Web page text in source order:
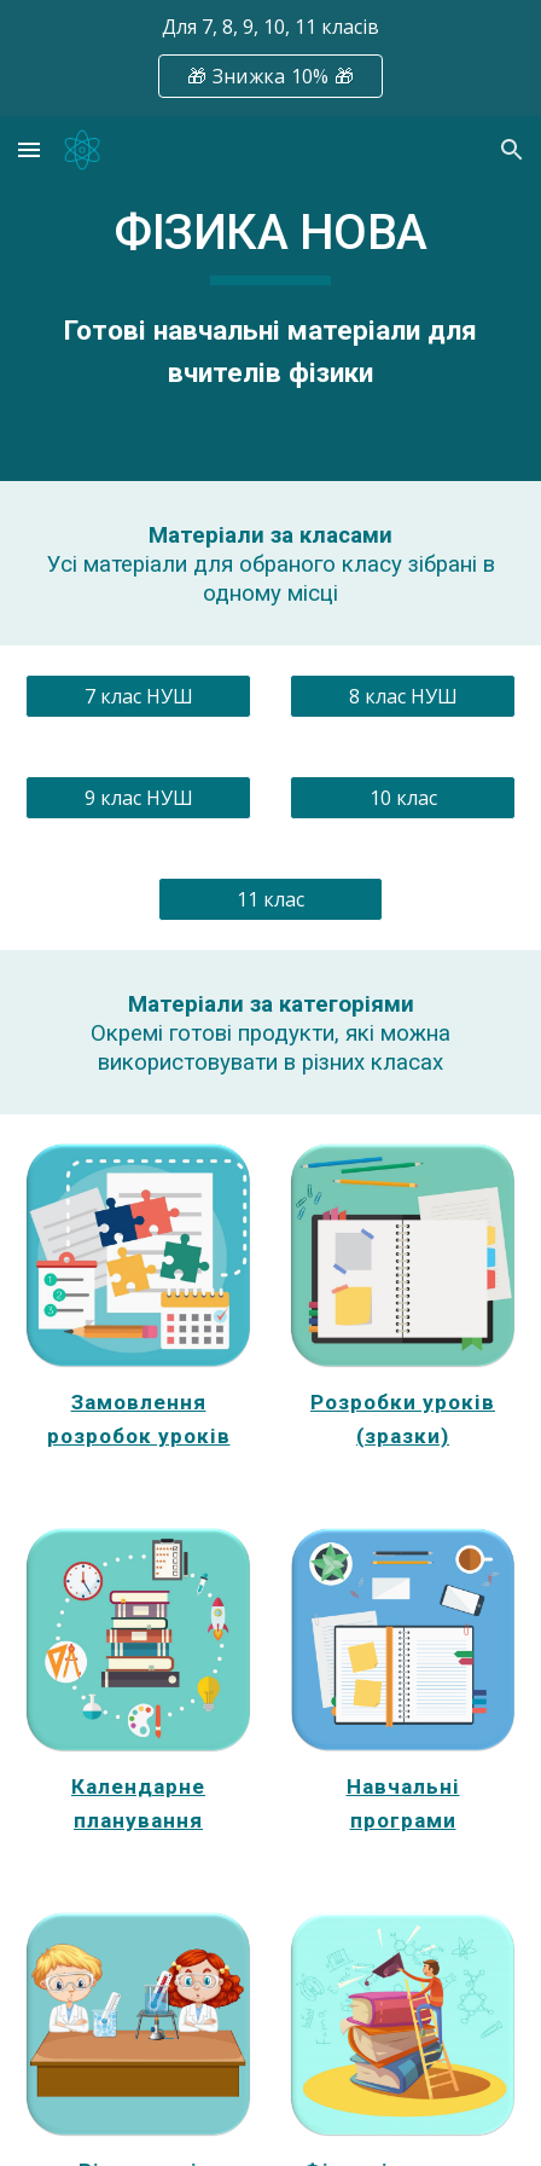
Skip to main content
Для 7, 8, 9, 10, 11 класів
🎁 Знижка 10% 🎁
ФІЗИКА НОВА
Готові навчальні матеріали для
вчителів фізики
Матеріали за класами
Усі матеріали для обраного класу зібрані в
одному місці
7 клас НУШ 8 клас НУШ
9 клас НУШ 10 клас
11 клас
Матеріали за категоріями
Окремі готові продукти, які можна
використовувати в різних класах
Замовлення
розробок уроків
Розробки уроків
(зразки)
Календарне
планування
Навчальні
програми